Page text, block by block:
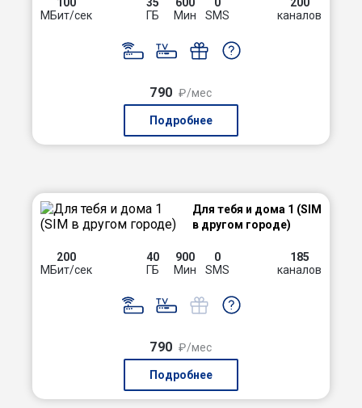
100
МБит/сек
35
ГБ
600
Мин
0
SMS
200
каналов
790 ₽/мес
Подробнее
Для тебя и дома 1 (SIM
в другом городе)
200
МБит/сек
40
ГБ
900
Мин
0
SMS
185
каналов
790 ₽/мес
Подробнее